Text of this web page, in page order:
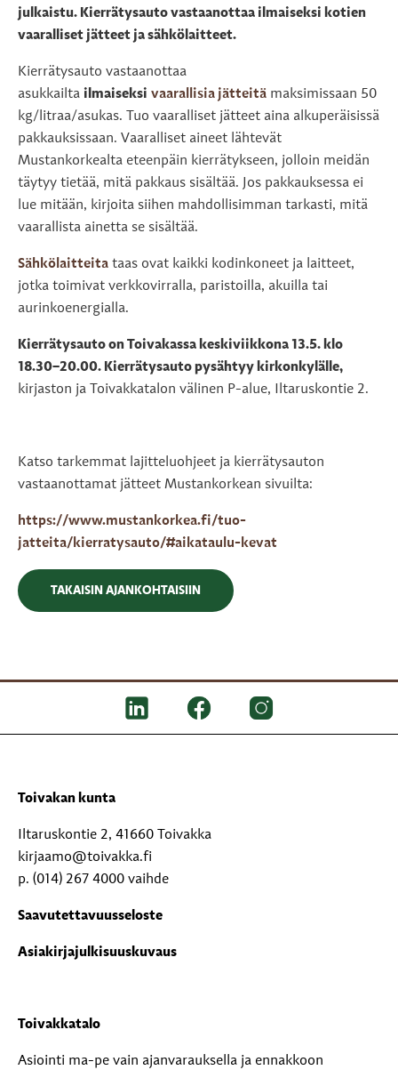
julkaistu. Kierrätysauto vastaanottaa ilmaiseksi kotien
vaaralliset jätteet ja sähkölaitteet.
Kierrätysauto vastaanottaa
asukkailta ilmaiseksi vaarallisia jätteitä maksimissaan 50
kg/litraa/asukas. Tuo vaaralliset jätteet aina alkuperäisissä
pakkauksissaan. Vaaralliset aineet lähtevät
Mustankorkealta eteenpäin kierrätykseen, jolloin meidän
täytyy tietää, mitä pakkaus sisältää. Jos pakkauksessa ei
lue mitään, kirjoita siihen mahdollisimman tarkasti, mitä
vaarallista ainetta se sisältää.
Sähkölaitteita taas ovat kaikki kodinkoneet ja laitteet,
jotka toimivat verkkovirralla, paristoilla, akuilla tai
aurinkoenergialla.
Kierrätysauto on Toivakassa keskiviikkona 13.5. klo
18.30–20.00. Kierrätysauto pysähtyy kirkonkylälle,
kirjaston ja Toivakkatalon välinen P-alue, Iltaruskontie 2.
Katso tarkemmat lajitteluohjeet ja kierrätysauton
vastaanottamat jätteet Mustankorkean sivuilta:
https://www.mustankorkea.fi/tuo-
jatteita/kierratysauto/#aikataulu-kevat
TAKAISIN AJANKOHTAISIIN
Toivakan kunta
Iltaruskontie 2, 41660 Toivakka
kirjaamo@toivakka.fi
p. (014) 267 4000 vaihde
Saavutettavuusseloste
Asiakirjajulkisuuskuvaus
Toivakkatalo
Asiointi ma-pe vain ajanvarauksella ja ennakkoon